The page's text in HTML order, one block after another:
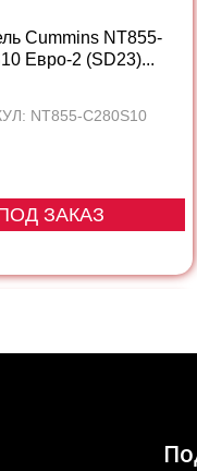
Cummins NT855-
Евро-2 (SD23)...
NT855-C280S10
ЗАКАЗ